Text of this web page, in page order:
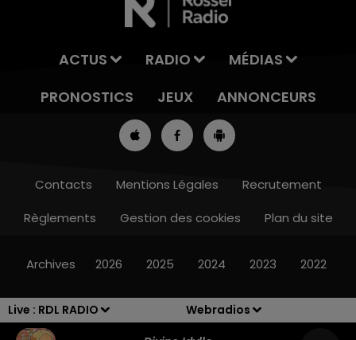
Live : RDL RADIO
Webradios
8h00 - 10h00
ACTUS RADIO
MÉDIAS
PRONOSTICS
JEUX ANNONCEURS
Contacts Mentions Légales
Recrutement
Règlements
Gestion des cookies Plan du site
Archives 2026 2025 2024 2023 2022